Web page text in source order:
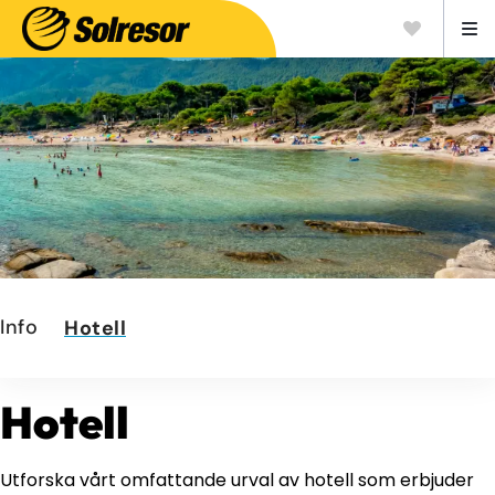
Info Hotell
Hotell
Utforska vårt omfattande urval av hotell som erbjuder